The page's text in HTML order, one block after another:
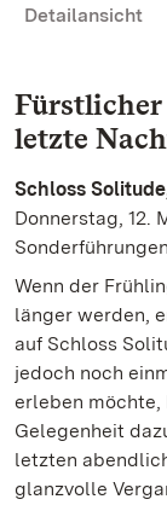
Detailansicht
Fürstlicher
letzte
Schloss
Donnerstag, 12.
Sonderführungen
Wenn der
länger werden,
auf Schloss
jedoch noch
erleben möchte,
Gelegenheit
letzten
glanzvolle